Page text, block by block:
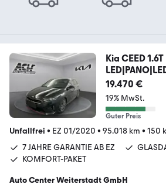
Kia CEED
19.470 €
19% MwSt.
Guter Preis
Unfallfrei • EZ 01/2020 • 95.018 km • 150
7 JAHRE GARANTIE AB EZ
KOMFORT-PAKET
Auto Center Weiterstadt GmbH